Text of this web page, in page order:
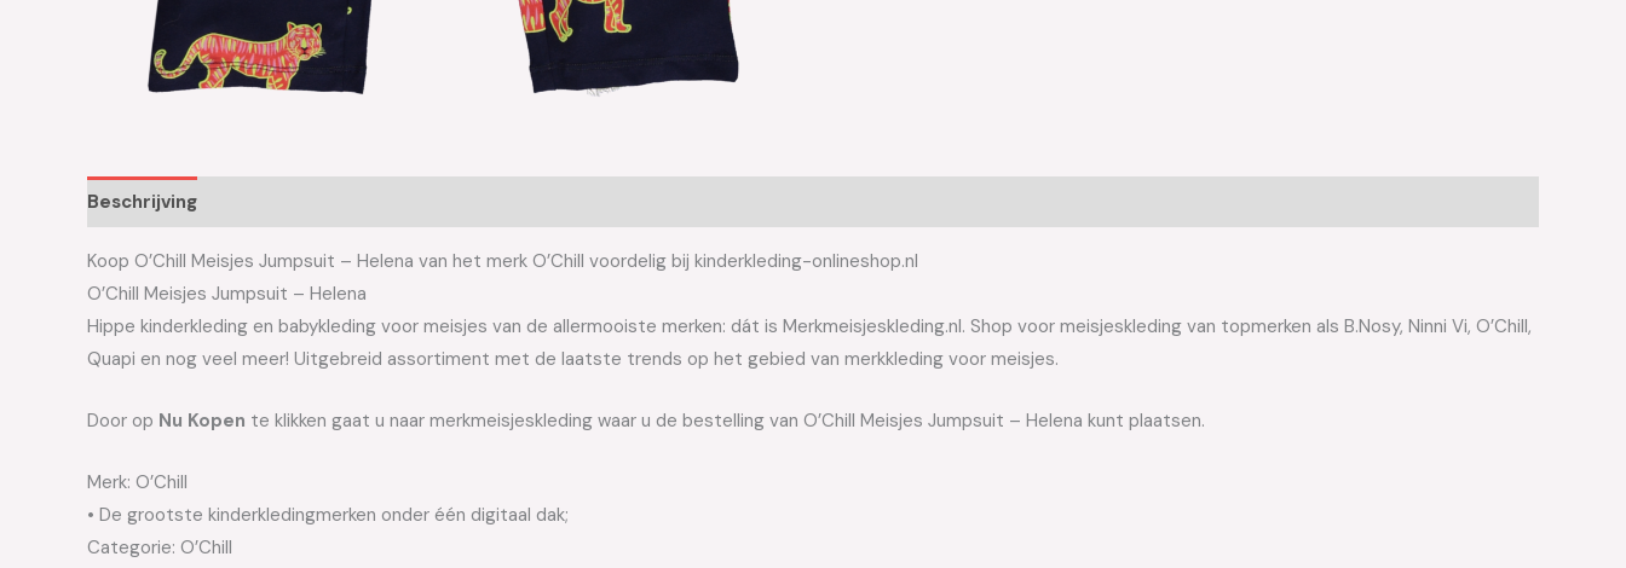
Beschrijving
Koop O’Chill Meisjes Jumpsuit – Helena van het merk O’Chill voordelig bij kinderkleding-onlineshop.nl
O’Chill Meisjes Jumpsuit – Helena
Hippe kinderkleding en babykleding voor meisjes van de allermooiste merken: dát is Merkmeisjeskleding.nl. Shop voor meisjeskleding van topmerken als B.Nosy, Ninni Vi, O’Chill,
Quapi en nog veel meer! Uitgebreid assortiment met de laatste trends op het gebied van merkkleding voor meisjes.
Door op Nu Kopen te klikken gaat u naar merkmeisjeskleding waar u de bestelling van O’Chill Meisjes Jumpsuit – Helena kunt plaatsen.
Merk: O’Chill
• De grootste kinderkledingmerken onder één digitaal dak;
Categorie: O’Chill